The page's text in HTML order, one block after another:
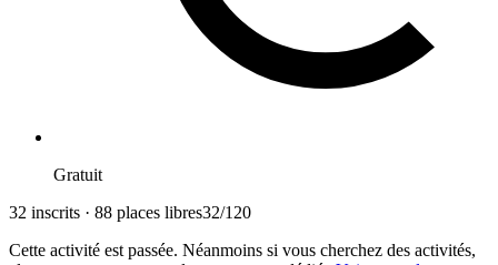
Gratuit
32 inscrits · 88 places libres32/120
Cette activité est passée. Néanmoins si vous cherchez des activités,